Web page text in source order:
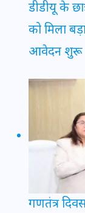
डीडीयू के
को मिला
आवेदन शुरू
गणतंत्र